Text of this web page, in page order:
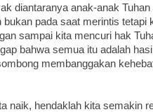
diantaranya anak-anak
bukan pada saat merintis tetapi
sampai kita mencuri hak
bahwa semua itu adalah
membanggakan
naik, hendaklah kita semakin